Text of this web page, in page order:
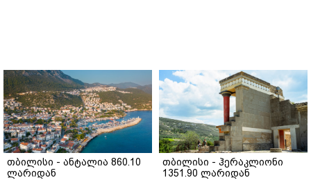
თბილისი - ანტალია 860.10
ლარიდან
თბილისი - ჰერაკლიონი
1351.90 ლარიდან